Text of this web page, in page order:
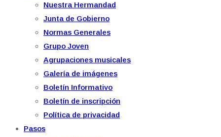
Nuestra Hermandad
Junta de Gobierno
Normas Generales
Grupo Joven
Agrupaciones musicales
Galería de imágenes
Boletín Informativo
Boletín de inscripción
Política de privacidad
Pasos